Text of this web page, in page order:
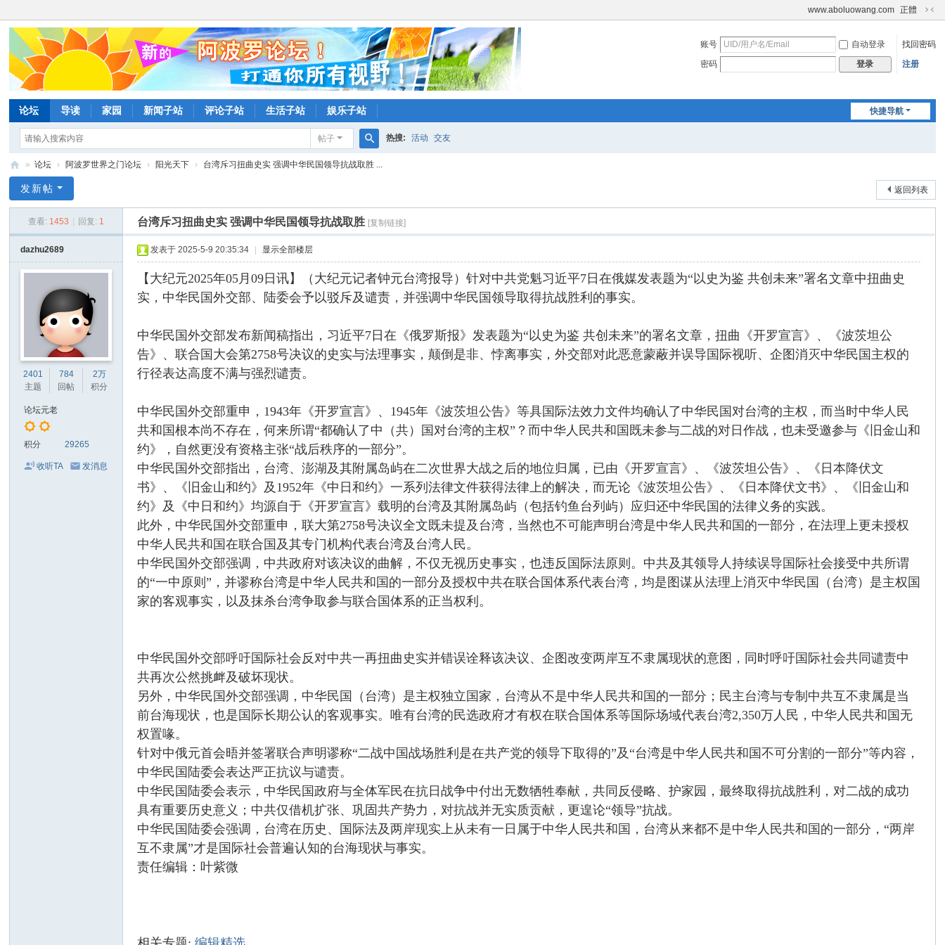
www.aboluowang.com 正體
切
到
账号 自动登录
找回密码
密码
登录 注册
快捷导航
论坛 导读 家园 新闻子站 评论子站 生活子站 娱乐子站
帖子
搜
热搜: 活动 交友
波
网
» 论坛 › 阿波罗世界之门论坛 › 阳光天下 › 台湾斥习扭曲史实 强调中华民国领导抗战取胜 ...
返回列表
发新帖
查看: 1453 回复: 1 台湾斥习扭曲史实 强调中华民国领导抗战取胜 [复制链接]
dazhu2689
2401
主题
784
回帖
2万
积分
论坛元老
积分 29265
收听TA 发消息
发表于 2025-5-9 20:35:34 显示全部楼层
【大纪元2025年05月09日讯】（大纪元记者钟元台湾报导）针对中共党魁习近平7日在俄媒发表题为“以史为鉴 共创未来”署名文章中扭曲史
实，中华民国外交部、陆委会予以驳斥及谴责，并强调中华民国领导取得抗战胜利的事实。
中华民国外交部发布新闻稿指出，习近平7日在《俄罗斯报》发表题为“以史为鉴 共创未来”的署名文章，扭曲《开罗宣言》、《波茨坦公
告》、联合国大会第2758号决议的史实与法理事实，颠倒是非、悖离事实，外交部对此恶意蒙蔽并误导国际视听、企图消灭中华民国主权的
行径表达高度不满与强烈谴责。
中华民国外交部重申，1943年《开罗宣言》、1945年《波茨坦公告》等具国际法效力文件均确认了中华民国对台湾的主权，而当时中华人民
共和国根本尚不存在，何来所谓“都确认了中（共）国对台湾的主权”？而中华人民共和国既未参与二战的对日作战，也未受邀参与《旧金山和
约》，自然更没有资格主张“战后秩序的一部分”。
中华民国外交部指出，台湾、澎湖及其附属岛屿在二次世界大战之后的地位归属，已由《开罗宣言》、《波茨坦公告》、《日本降伏文
书》、《旧金山和约》及1952年《中日和约》一系列法律文件获得法律上的解决，而无论《波茨坦公告》、《日本降伏文书》、《旧金山和
约》及《中日和约》均源自于《开罗宣言》载明的台湾及其附属岛屿（包括钓鱼台列屿）应归还中华民国的法律义务的实践。
此外，中华民国外交部重申，联大第2758号决议全文既未提及台湾，当然也不可能声明台湾是中华人民共和国的一部分，在法理上更未授权
中华人民共和国在联合国及其专门机构代表台湾及台湾人民。
中华民国外交部强调，中共政府对该决议的曲解，不仅无视历史事实，也违反国际法原则。中共及其领导人持续误导国际社会接受中共所谓
的“一中原则”，并谬称台湾是中华人民共和国的一部分及授权中共在联合国体系代表台湾，均是图谋从法理上消灭中华民国（台湾）是主权国
家的客观事实，以及抹杀台湾争取参与联合国体系的正当权利。
中华民国外交部呼吁国际社会反对中共一再扭曲史实并错误诠释该决议、企图改变两岸互不隶属现状的意图，同时呼吁国际社会共同谴责中
共再次公然挑衅及破坏现状。
另外，中华民国外交部强调，中华民国（台湾）是主权独立国家，台湾从不是中华人民共和国的一部分；民主台湾与专制中共互不隶属是当
前台海现状，也是国际长期公认的客观事实。唯有台湾的民选政府才有权在联合国体系等国际场域代表台湾2,350万人民，中华人民共和国无
权置喙。
针对中俄元首会晤并签署联合声明谬称“二战中国战场胜利是在共产党的领导下取得的”及“台湾是中华人民共和国不可分割的一部分”等内容，
中华民国陆委会表达严正抗议与谴责。
中华民国陆委会表示，中华民国政府与全体军民在抗日战争中付出无数牺牲奉献，共同反侵略、护家园，最终取得抗战胜利，对二战的成功
具有重要历史意义；中共仅借机扩张、巩固共产势力，对抗战并无实质贡献，更遑论“领导”抗战。
中华民国陆委会强调，台湾在历史、国际法及两岸现实上从未有一日属于中华人民共和国，台湾从来都不是中华人民共和国的一部分，“两岸
互不隶属”才是国际社会普遍认知的台海现状与事实。
责任编辑：叶紫微